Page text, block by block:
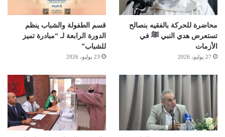
محاضرة للحركة بالفقيه بنصالح
تستعرض هدي النبي ﷺ في
الأزمات
27 يوليو، 2026
قسم الطفولة والشباب ينظم
الدورة الرابعة لـ “مبادرة تميز
للشباب”
23 يوليو، 2026